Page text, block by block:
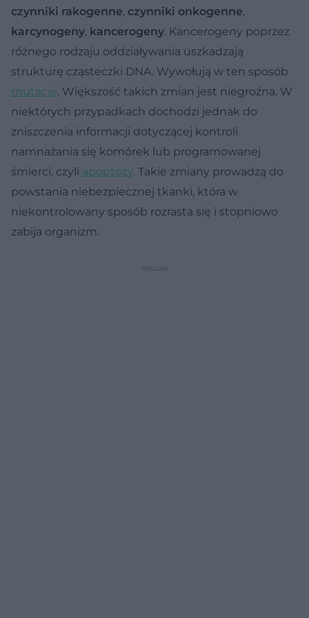
czynniki rakogenne, czynniki onkogenne,
karcynogeny, kancerogeny. Kancerogeny poprzez
różnego rodzaju oddziaływania uszkadzają
strukturę cząsteczki DNA. Wywołują w ten sposób
mutacje. Większość takich zmian jest niegroźna. W
niektórych przypadkach dochodzi jednak do
zniszczenia informacji dotyczącej kontroli
namnażania się komórek lub programowanej
śmierci, czyli apoptozy. Takie zmiany prowadzą do
powstania niebezpiecznej tkanki, która w
niekontrolowany sposób rozrasta się i stopniowo
zabija organizm.